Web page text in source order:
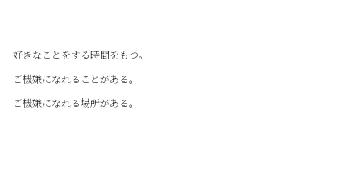
好きなことをする時間をもつ。
ご機嫌になれることがある。
ご機嫌になれる場所がある。